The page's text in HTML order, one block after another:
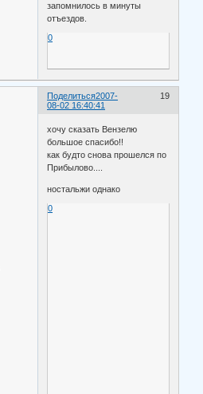
запомнилось в минуты
отъездов.
0
Поделиться 19
2007-
08-02 16:40:41
хочу сказать Вензелю
большое спасибо!!
как будто снова прошелся по
Прибылово....
ностальжи однако
0